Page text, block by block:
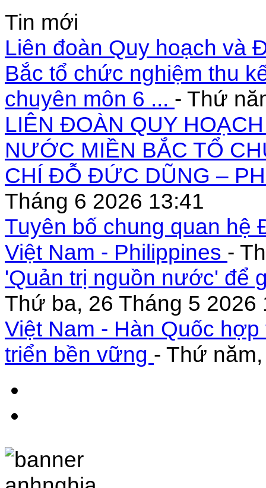
Tin mới
Liên đoàn Quy hoạch và
Bắc tổ chức nghiệm thu
chuyên môn 6 ... - Thứ
LIÊN ĐOÀN QUY
NƯỚC MIỀN BẮC TỔ
CHÍ ĐỖ ĐỨC DŨNG –
Tháng 6 2026 13:41
Tuyên bố chung quan
Việt Nam - Philippines -
'Quản trị nguồn nước' để
Thứ ba, 26 Tháng 5 2026
Việt Nam - Hàn Quốc
triển bền vững - Thứ